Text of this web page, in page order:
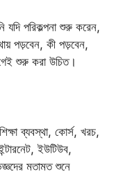
যদি পরিকল্পনা শুরু করেন,
পড়বেন, কী পড়বেন,
শুরু করা উচিত।
ব্যবস্থা, কোর্স, খরচ,
ইউটিউব,
মতামত শুনে